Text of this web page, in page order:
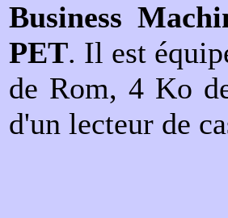
Business
PET. Il est
de Rom, 4 Ko
d'un lecteur de